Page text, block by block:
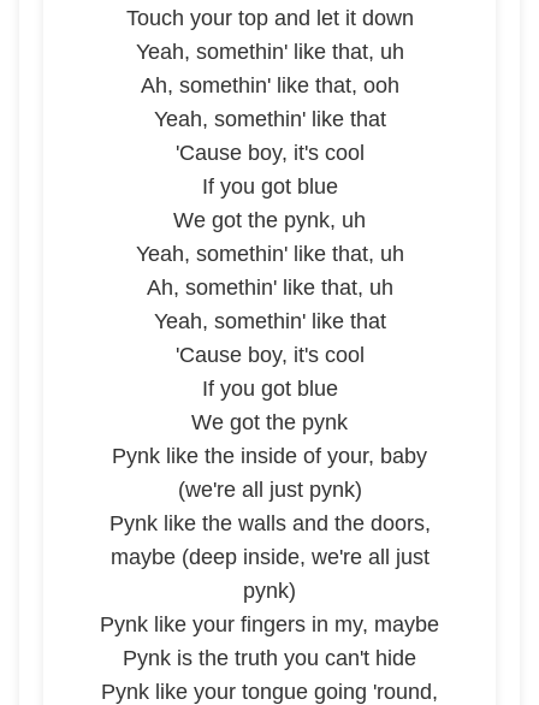
Touch your top and let it down
Yeah, somethin' like that, uh
Ah, somethin' like that, ooh
Yeah, somethin' like that
'Cause boy, it's cool
If you got blue
We got the pynk, uh
Yeah, somethin' like that, uh
Ah, somethin' like that, uh
Yeah, somethin' like that
'Cause boy, it's cool
If you got blue
We got the pynk
Pynk like the inside of your, baby
(we're all just pynk)
Pynk like the walls and the doors,
maybe (deep inside, we're all just
pynk)
Pynk like your fingers in my, maybe
Pynk is the truth you can't hide
Pynk like your tongue going 'round,